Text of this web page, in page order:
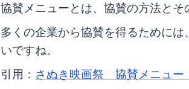
協賛メニューとは、協賛の方法とそ
多くの企業から協賛を得るために
いですね。
引用： さぬき映画祭 協賛メニュー